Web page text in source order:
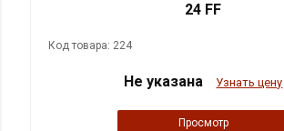
24 FF
Код товара: 224
Не указана Узнать цену
Просмотр